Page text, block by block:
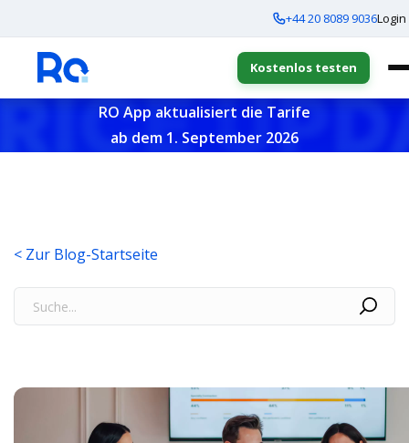
+44 20 8089 9036Login
Kostenlos testen
RO App aktualisiert die Tarife
ab dem 1. September 2026
< Zur Blog-Startseite